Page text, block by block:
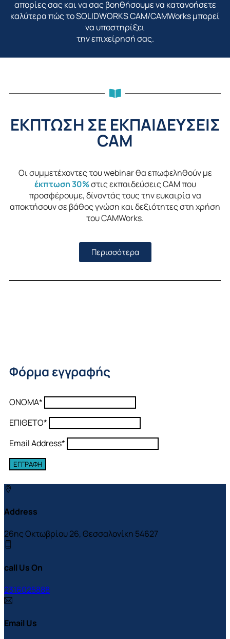
απορίες σας και να σας βοηθήσουμε να κατανοήσετε
καλύτερα πώς τοSOLIDWORKS CAM/CAMWorksμπορεί
να υποστηρίξει
την επιχείρησή σας.
ΕΚΠΤΩΣΗ ΣΕ ΕΚΠΑΙΔΕΥΣΕΙΣ
CAM
Οι συμμετέχοντες του webinar θα επωφεληθούν με
έκπτωση 30%στις εκπαιδεύσεις CAM που
προσφέρουμε, δίνοντάς τους την ευκαιρία να
αποκτήσουν σε βάθος γνώση και δεξιότητες στη χρήση
του CAMWorks.
Περισσότερα
Φόρμα εγγραφής
ΟΝΟΜΑ*
ΕΠΙΘΕΤΟ*
Email Address*
Address
26ης Οκτωβρίου 26, Θεσσαλονίκη 54627
call Us On
2316025888
Email Us